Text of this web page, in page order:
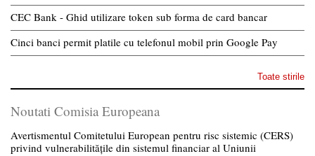
CEC Bank - Ghid utilizare token sub forma de card bancar
Cinci banci permit platile cu telefonul mobil prin Google Pay
Toate stirile
Noutati Comisia Europeana
Avertismentul Comitetului European pentru risc sistemic (CERS)
privind vulnerabilitățile din sistemul financiar al Uniunii